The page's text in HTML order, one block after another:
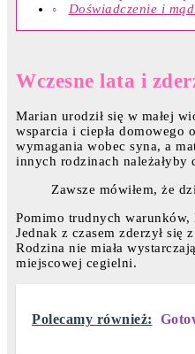
Doświadczenie i
Wczesne lata i
Marian urodził się w małej
wsparcia i ciepła domowego
wymagania wobec syna, a
innych rodzinach należałyby
Zawsze mówiłem, że
Pomimo trudnych warunków,
Jednak z czasem zderzył się
Rodzina nie miała
miejscowej cegielni.
Polecamy również: